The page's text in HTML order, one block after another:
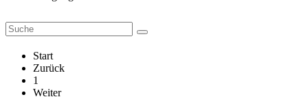
Start
Zurück
1
Weiter